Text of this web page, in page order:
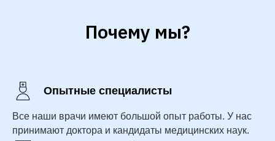
Почему мы?
Опытные специалисты
Все наши врачи имеют большой опыт работы. У нас
принимают доктора и кандидаты медицинских наук.